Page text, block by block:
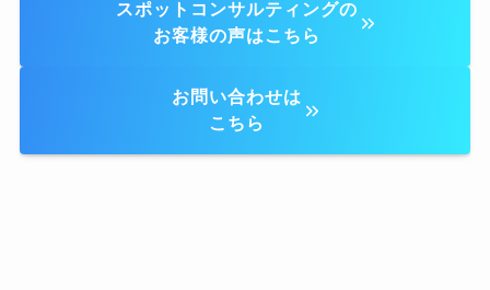
スポットコンサルティングの
お客様の声はこちら
お問い合わせは
こちら